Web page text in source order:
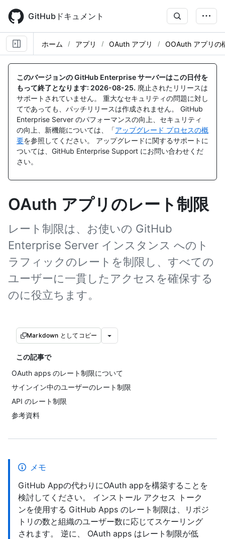
main
content
GitHubドキュメント
ホーム アプリ OAuth アプリ OOAuth アプリの
このバージョンの GitHub Enterprise サーバーはこの日付を
もって終了となります: 2026-08-25. 廃止されたリリースは
サポートされていません。 重大なセキュリティの問題に対し
てであっても、パッチリリースは作成されません。 GitHub
Enterprise Server のパフォーマンスの向上、セキュリティ
の向上、新機能については、「アップグレード プロセスの概
要を参照してください。 アップグレードに関するサポートに
ついては、GitHub Enterprise Support にお問い合わせくだ
さい。
OAuth アプリのレート制限
レート制限は、お使いの GitHub
Enterprise Server インスタンス へのト
ラフィックのレートを制限し、すべての
ユーザーに一貫したアクセスを確保する
のに役立ちます。
Markdown としてコピー
この記事で
OAuth apps のレート制限について
サインイン中のユーザーのレート制限
API のレート制限
参考資料
メモ
GitHub Appの代わりにOAuth appを構築することを
検討してください。 インストール アクセス トーク
ンを使用する GitHub Apps のレート制限は、リポジ
トリの数と組織のユーザー数に応じてスケーリング
されます。 逆に、 OAuth apps はレート制限が低